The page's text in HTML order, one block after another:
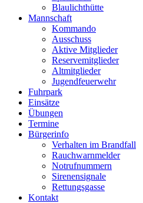
Blaulichthütte
Mannschaft
Kommando
Ausschuss
Aktive Mitglieder
Reservemitglieder
Altmitglieder
Jugendfeuerwehr
Fuhrpark
Einsätze
Übungen
Termine
Bürgerinfo
Verhalten im Brandfall
Rauchwarnmelder
Notrufnummern
Sirenensignale
Rettungsgasse
Kontakt